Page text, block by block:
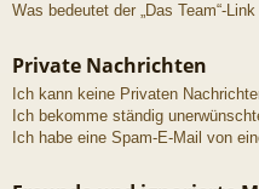
Was bedeutet der „Das Team“-
Private Nachrichten
Ich kann keine Privaten
Ich bekomme ständig
Ich habe eine Spam-E-Mail von